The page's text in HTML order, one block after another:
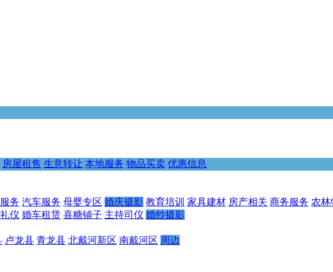
房屋租售 生意转让 本地服务 物品买卖 优惠信息
务 汽车服务 母婴专区 婚庆摄影 教育培训 家具建材 房产相关 商务服务 农林
仪 婚车租赁 喜糖铺子 主持司仪 婚纱摄影
卢龙县 青龙县 北戴河新区 南戴河区 周边